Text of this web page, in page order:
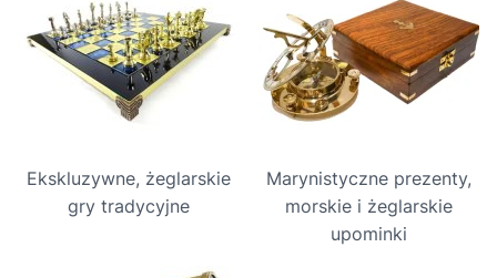
Ekskluzywne, żeglarskie
gry tradycyjne
Marynistyczne prezenty,
morskie i żeglarskie
upominki